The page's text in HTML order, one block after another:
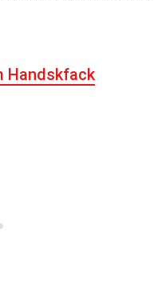
Handskfack